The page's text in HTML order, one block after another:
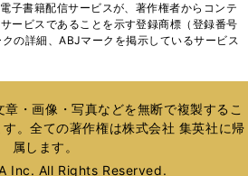
く
ド
ウ
で
ィ
ン
ド
開
く
子書籍配信サービスが、著作権者からコンテ
ービスであることを示す登録商標（登録番号
の詳細、ABJマークを掲示しているサービス
・画像・写真などを無断で複製するこ
。全ての著作権は株式会社 集英社に帰
属します。
Inc. All Rights Reserved.